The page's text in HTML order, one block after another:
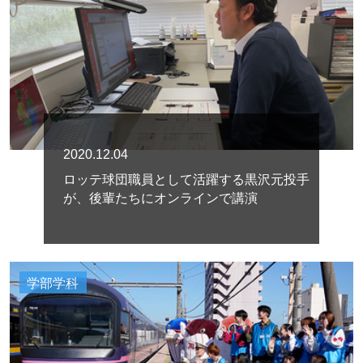
2020.12.04
ロッテ球団職員として活躍する黒沢元投手
が、後輩たちにオンラインで講演
学部学科